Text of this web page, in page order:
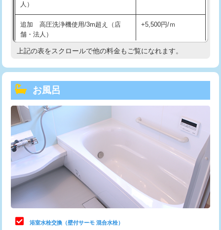
人）
追加 高圧洗浄機使用/3m超え（店
舗・法人）
+5,500円/ｍ
高度高圧洗浄換 現地調査
トーラー機使用/3mまで
追加トーラー機使用/3m超え
カメラ調査 33,000円
桝清掃 8,800円
止水・漏水調査・防水処理・清掃・修
理・調整・分解・加工など（軽作業）
止水・漏水調査・防水処理・清掃・修
理・調整・分解・加工など（中作業）
22,000円
上記の表をスクロールで他の料金もご覧になれます。
お風呂
浴室水栓交換（壁付サーモ 混合水栓）